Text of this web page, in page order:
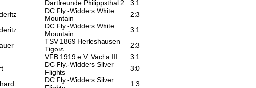
Dartfreunde Philippsthal 2
3:1
DC Fly.-Widders White
Mountain
2:3
DC Fly.-Widders White
Mountain
3:1
TSV 1869 Herleshausen
Tigers
2:3
VFB 1919 e.V. Vacha III
3:1
DC Fly.-Widders Silver
Flights
3:0
DC Fly.-Widders Silver
1:3